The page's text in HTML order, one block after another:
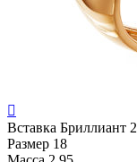

Вставка Бриллиант
Размер 18